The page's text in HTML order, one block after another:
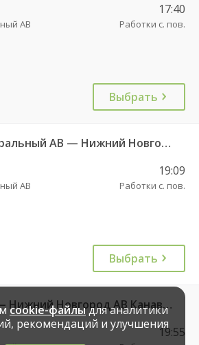
АВ
17:40
Работки с. пов.
Выбрать
Чебоксары Центральный АВ — Нижний Новгород АС Канавинская 501
АВ
19:09
Работки с. пов.
Выбрать
Йошкар Ола АВ — Нижний Новгород АВ Канавинский 10396
19:55
cookie-файлыдля аналитики
рекомендаций и улучшения